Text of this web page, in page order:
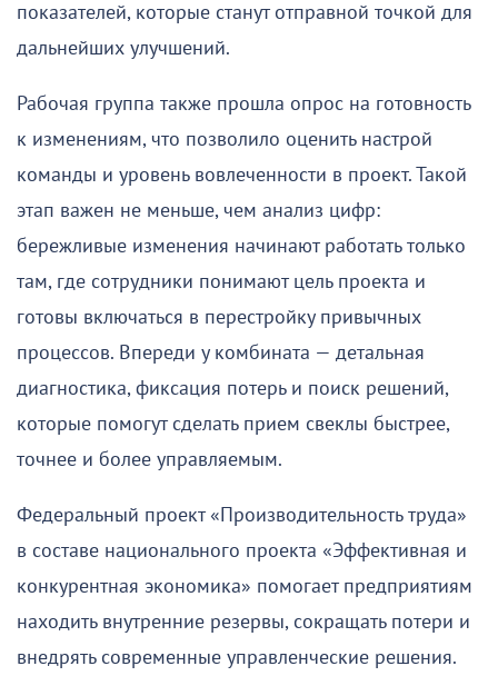
показателей, которые станут отправной точкой для
дальнейших улучшений.
Рабочая группа также прошла опрос на готовность
к изменениям, что позволило оценить настрой
команды и уровень вовлеченности в проект. Такой
этап важен не меньше, чем анализ цифр:
бережливые изменения начинают работать только
там, где сотрудники понимают цель проекта и
готовы включаться в перестройку привычных
процессов. Впереди у комбината — детальная
диагностика, фиксация потерь и поиск решений,
которые помогут сделать прием свеклы быстрее,
точнее и более управляемым.
Федеральный проект «Производительность труда»
в составе национального проекта «Эффективная и
конкурентная экономика» помогает предприятиям
находить внутренние резервы, сокращать потери и
внедрять современные управленческие решения.